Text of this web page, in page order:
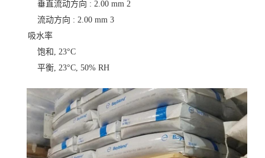
垂直流动方向 : 2.00 mm 2
流动方向 : 2.00 mm 3
吸水率
饱和, 23°C
平衡, 23°C, 50% RH